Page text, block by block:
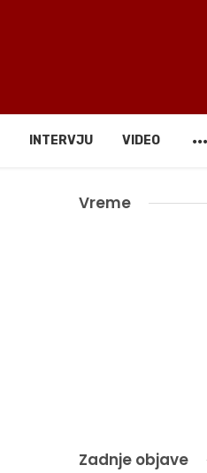
INTERVJU VIDEO
Vreme
Zadnje objave